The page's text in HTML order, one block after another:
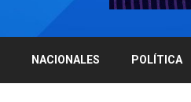
NACIONALES POLÍTICA